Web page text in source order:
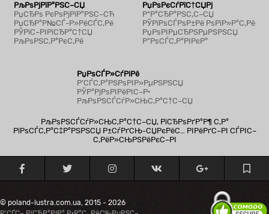
РљРѕРјРїР°РЅС–СЏ
РџСЂРѕ РєРѕРјРїР°РЅС–СЋ
РџСЂР°Р№СЃ-Р»РёСЃС‚Рё
РЎРїС–РІРїСЂР°С†СЏ
РљРѕРЅС‚Р°РєС‚Рё
РџРѕРєСѓРїС†СЏРј
Р“Р°СЂР°РЅС‚С–СЏ
РЎРїРѕСЃРѕР±Рё РѕРїР»Р°С‚Рё
РџРѕРІРµСЂРЅРµРЅРЅСЏ
Р”РѕСЃС‚Р°РІРєР°
РџРѕСЃР»СѓРіРё
Р’СЃС‚Р°РЅРѕРІР»РµРЅРЅСЏ
РЎР°РјРѕРІРёРІС–Р·
РљРѕРЅСЃСѓР»СЊС‚Р°С†С–СЏ
РљРѕРЅСЃСѓР»СЊС‚Р°С†С–СЏ, РїСЂРѕРґР°Р¶ С‚Р°
РїРѕСЃС‚Р°С‡Р°РЅРЅСЏ Р±СѓРґСЊ-СЏРєРёС… РІРёРґС–РІ СЃРІС–
С‚РёР»СЊРЅРёРєС–РІ
© poland-lustra.com.ua, 2015 - 2026